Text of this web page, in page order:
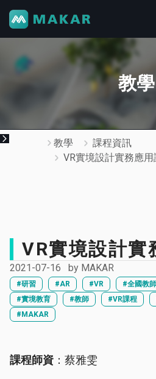
教學
教學
課程資訊
VR實境設計實務應用
VR實境設計實
2021-07-16 by MAKAR
#研習 #AR #VR #全國教
#實境教育
#教師 #VR課程
#MAKAR
課程師資 ：蔡雅雯